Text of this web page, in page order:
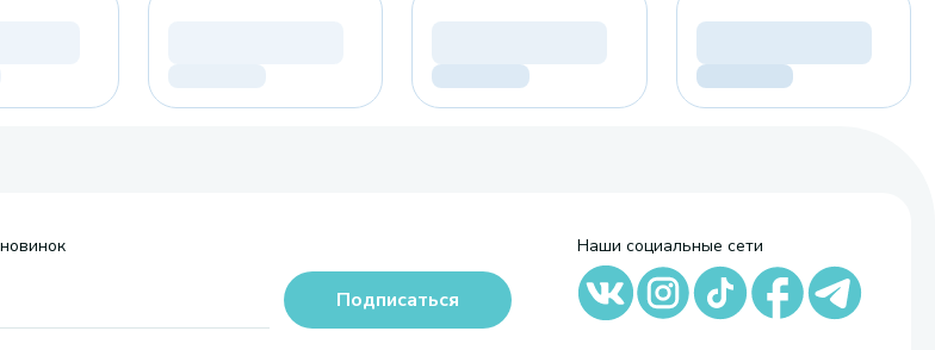
Подписаться
Наши социальные сети